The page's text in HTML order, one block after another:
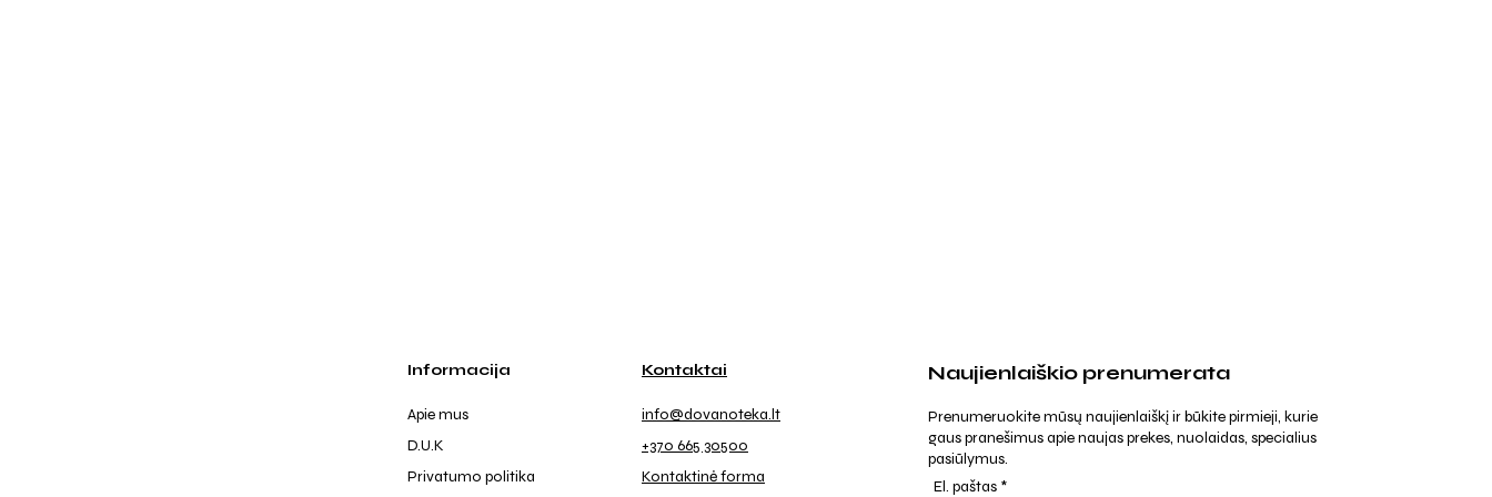
Informacija
Apie mus
D.U.K
Privatumo politika
Kontaktai
info@dovanoteka.lt
+370 665 30500
Kontaktinė forma
Naujienlaiškio prenumerata
Prenumeruokite mūsų naujienlaiškį ir būkite pirmieji, kurie
gaus pranešimus apie naujas prekes, nuolaidas, specialius
pasiūlymus.
El. paštas